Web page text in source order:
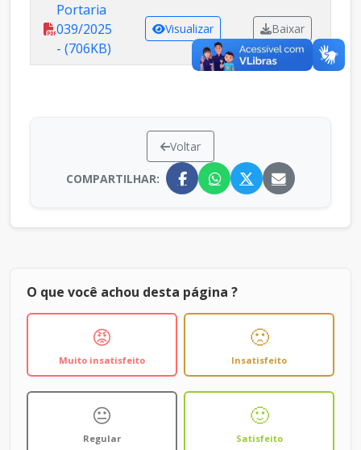
Portaria
039/2025
- (706KB)
Visualizar Baixar
Voltar
COMPARTILHAR:
O que você achou desta página ?
😡
Muito insatisfeito
🙁
Insatisfeito
😐
Regular
🙂
Satisfeito